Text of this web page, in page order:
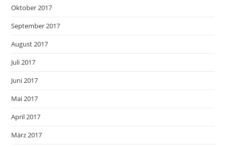
Oktober 2017
September 2017
August 2017
Juli 2017
Juni 2017
Mai 2017
April 2017
März 2017